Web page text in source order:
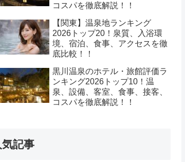
コスパを徹底解説！！
【関東】温泉地ランキング
2026トップ20！泉質、入浴環
境、宿泊、食事、アクセスを徹
底比較！！
黒川温泉のホテル・旅館評価ラ
ンキング2026トップ10！温
泉、設備、客室、食事、接客、
コスパを徹底解説！！
気記事